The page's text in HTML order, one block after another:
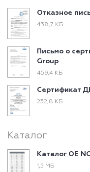
Отказное
438,7 КБ
Письмо о
Group
459,4 КБ
Сертификат
232,8 КБ
Каталог
Каталог ОЕ
1,5 МБ